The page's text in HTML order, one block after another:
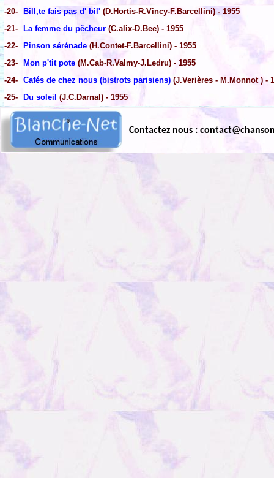
-20-
Bill,te fais pas d' bil' (D.Hortis-R.Vincy-F.Barcellini) - 1955
-21-
La femme du pêcheur (C.alix-D.Bee) - 1955
-22-
Pinson sérénade (H.Contet-F.Barcellini) - 1955
-23-
Mon p'tit pote (M.Cab-R.Valmy-J.Ledru) - 1955
-24- Cafés de chez nous (bistrots parisiens) (J.Verières - M.Monnot ) -
-25-
Du soleil (J.C.Darnal) - 1955
Contactez nous :